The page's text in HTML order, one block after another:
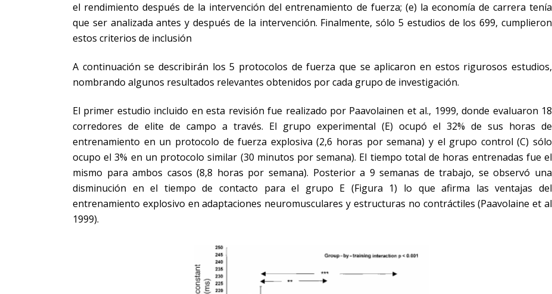
el rendimiento después de la intervención del entrenamiento de fuerza; (e) la economía de carrera tenía
que ser analizada antes y después de la intervención. Finalmente, sólo 5 estudios de los 699, cumplieron
estos criterios de inclusión
A continuación se describirán los 5 protocolos de fuerza que se aplicaron en estos rigurosos estudios,
nombrando algunos resultados relevantes obtenidos por cada grupo de investigación.
El primer estudio incluido en esta revisión fue realizado por Paavolainen et al., 1999, donde evaluaron 18
corredores de elite de campo a través. El grupo experimental (E) ocupó el 32% de sus horas de
entrenamiento en un protocolo de fuerza explosiva (2,6 horas por semana) y el grupo control (C) sólo
ocupo el 3% en un protocolo similar (30 minutos por semana). El tiempo total de horas entrenadas fue el
mismo para ambos casos (8,8 horas por semana). Posterior a 9 semanas de trabajo, se observó una
disminución en el tiempo de contacto para el grupo E (Figura 1) lo que afirma las ventajas del
entrenamiento explosivo en adaptaciones neuromusculares y estructuras no contráctiles (Paavolaine et al
1999).